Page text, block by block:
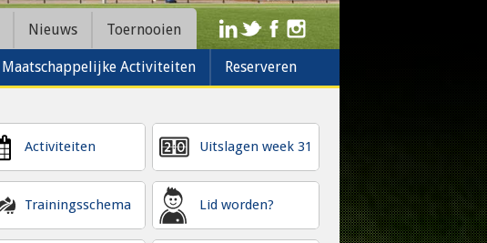
Maatschappelijke Activiteiten Reserveren
Nieuws Toernooien
Activiteiten
Trainingsschema
Uitslagen week 31
Lid worden?